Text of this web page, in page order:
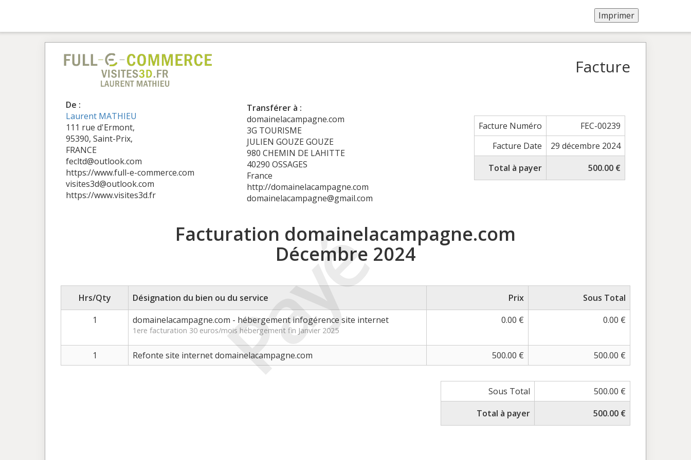
Payé
Facture
De :
Laurent MATHIEU
111 rue d'Ermont,
95390, Saint-Prix,
FRANCE
fecltd@outlook.com
https://www.full-e-commerce.com
visites3d@outlook.com
https://www.visites3d.fr
Transférer à :
domainelacampagne.com
3G TOURISME
JULIEN GOUZE GOUZE
980 CHEMIN DE LAHITTE
40290 OSSAGES
France
http://domainelacampagne.com
domainelacampagne@gmail.com
Facture Numéro
FEC-00239
Facture Date
29 décembre 2024
Total à payer
500.00 €
Facturation domainelacampagne.com
Décembre 2024
Hrs/Qty Désignation du bien ou du service Prix
Sous Total
1
domainelacampagne.com - hébergement infogérence site internet
1ere facturation 30 euros/mois hébergement fin Janvier 2025
0.00 € 0.00 €
1 Refonte site internet domainelacampagne.com 500.00 € 500.00 €
Sous Total
500.00 €
Total à payer
500.00 €